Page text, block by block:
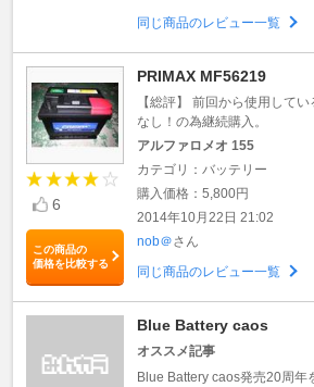
同じ商品のレビュー一覧
6
この商品の
価格を比較する
PRIMAX MF56219
【総評】 前回から使用して
なし！の為継続購入。
アルファロメオ 155
カテゴリ：バッテリー
購入価格：5,800円
2014年10月22日 21:02
nob＠さん
同じ商品のレビュー一覧
Blue Battery caos
オススメ記事
Blue Battery caos発売20周年